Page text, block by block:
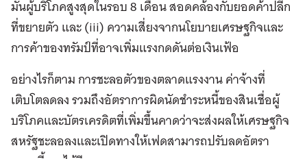
มั่นผู้บริโภคสูงสุดในรอบ 8 เดือน สอดคล้องกับยอดค้าปลีก
ที่ขยายตัว และ (iii) ความเสี่ยงจากนโยบายเศรษฐกิจและ
การค้าของทรัมป์ที่อาจเพิ่มแรงกดดันต่อเงินเฟ้อ
อย่างไรก็ตาม การชะลอตัวของตลาดแรงงาน ค่าจ้างที่
เติบโตลดลง รวมถึงอัตราการผิดนัดชำระหนี้ของสินเชื่อผู้
บริโภคและบัตรเครดิตที่เพิ่มขึ้นคาดว่าจะส่งผลให้เศรษฐกิจ
สหรัฐชะลอลงและเปิดทางให้เฟดสามารถปรับลดอัตรา